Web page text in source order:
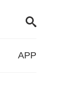
APP